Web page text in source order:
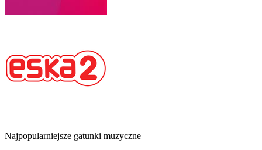
Najpopularniejsze gatunki muzyczne